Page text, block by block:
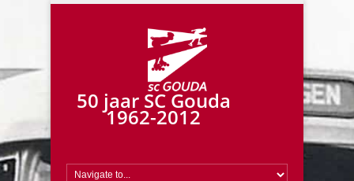
50 jaar SC Gouda
1962-2012